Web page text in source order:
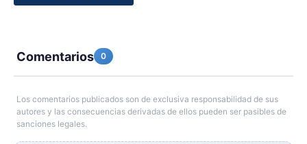
Comentarios 0
Los comentarios publicados son de exclusiva responsabilidad de sus
autores y las consecuencias derivadas de ellos pueden ser pasibles de
sanciones legales.